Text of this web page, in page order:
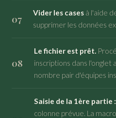
Vider les cases à l'aide
supprimer les données
Le fichier est prêt.
inscriptions dans l'onglet
nombre pair d'équipes
Saisie de la 1ère partie :
colonne prévue. La